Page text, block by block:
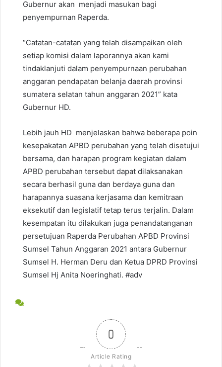
Gubernur akan menjadi masukan bagi
penyempurnan Raperda.
“Catatan-catatan yang telah disampaikan oleh
setiap komisi dalam laporannya akan kami
tindaklanjuti dalam penyempurnaan perubahan
anggaran pendapatan belanja daerah provinsi
sumatera selatan tahun anggaran 2021” kata
Gubernur HD.
Lebih jauh HD menjelaskan bahwa beberapa poin
kesepakatan APBD perubahan yang telah disetujui
bersama, dan harapan program kegiatan dalam
APBD perubahan tersebut dapat dilaksanakan
secara berhasil guna dan berdaya guna dan
harapannya suasana kerjasama dan kemitraan
eksekutif dan legislatif tetap terus terjalin. Dalam
kesempatan itu dilakukan juga penandatanganan
persetujuan Raperda Perubahan APBD Provinsi
Sumsel Tahun Anggaran 2021 antara Gubernur
Sumsel H. Herman Deru dan Ketua DPRD Provinsi
Sumsel Hj Anita Noeringhati. #adv
0
Article Rating